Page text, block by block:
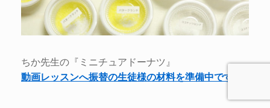
ちか先生の『ミニチュアドーナツ』
動画レッスンへ振替の生徒様の材料を準備中です。